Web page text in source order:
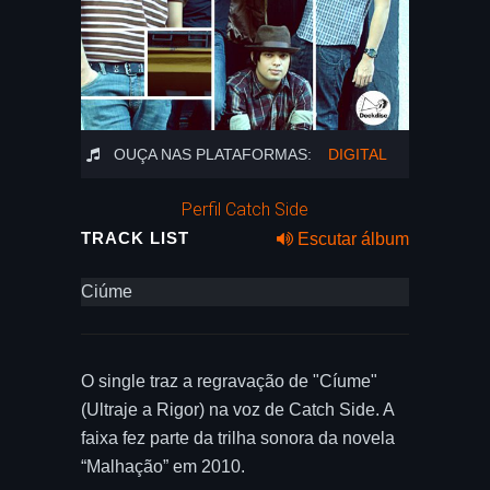
OUÇA NAS PLATAFORMAS: DIGITAL
Perfil Catch Side
TRACK LIST Escutar álbum
Ciúme
O single traz a regravação de "Cíume"
(Ultraje a Rigor) na voz de Catch Side. A
faixa fez parte da trilha sonora da novela
“Malhação” em 2010.